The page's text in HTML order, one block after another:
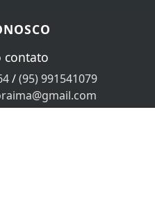
contato
/(95) 991541079